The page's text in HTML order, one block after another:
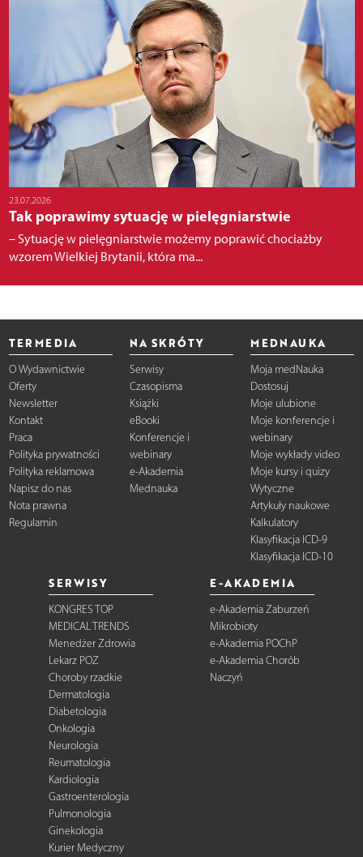
23.07.2026
Tak poprawimy sytuację w pielęgniarstwie
– Sytuację w pielęgniarstwie możemy poprawić chociażby
wzorem Wielkiej Brytanii, która ma...
TERMEDIA
O Wydawnictwie
Oferty
Newsletter
Kontakt
Praca
Polityka prywatności
Polityka reklamowa
Napisz do nas
Nota prawna
Regulamin
NA SKRÓTY
Serwisy
Czasopisma
Książki
eBooki
Konferencje i
webinary
e-Akademia
Mednauka
MEDNAUKA
Moja medNauka
Dostosuj
Moje ulubione
Moje konferencje i
webinary
Moje wykłady video
Moje kursy i quizy
Wytyczne
Artykuły naukowe
Kalkulatory
Klasyfikacja ICD-9
Klasyfikacja ICD-10
SERWISY
KONGRES TOP
MEDICAL TRENDS
Menedżer Zdrowia
Lekarz POZ
Choroby rzadkie
Dermatologia
Diabetologia
Onkologia
Neurologia
Reumatologia
Kardiologia
Gastroenterologia
Pulmonologia
Ginekologia
Kurier Medyczny
E-AKADEMIA
e-Akademia Zaburzeń
Mikrobioty
e-Akademia POChP
e-Akademia Chorób
Naczyń